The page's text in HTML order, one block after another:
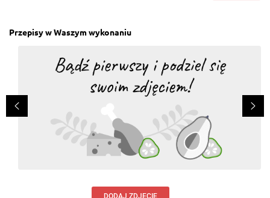
Przepisy w Waszym wykonaniu
DODAJ ZDJĘCIE